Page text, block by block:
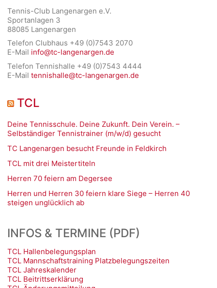
Tennis-Club Langenargen e.V.
Sportanlagen 3
88085 Langenargen
Telefon Clubhaus +49 (0)7543 2070
E-Mail info@tc-langenargen.de
Telefon Tennishalle +49 (0)7543 4444
E-Mail tennishalle@tc-langenargen.de
TCL
Deine Tennisschule. Deine Zukunft. Dein Verein. –
Selbständiger Tennistrainer (m/w/d) gesucht
TC Langenargen besucht Freunde in Feldkirch
TCL mit drei Meistertiteln
Herren 70 feiern am Degersee
Herren und Herren 30 feiern klare Siege – Herren 40
steigen unglücklich ab
INFOS & TERMINE (PDF)
TCL Hallenbelegungsplan
TCL Mannschaftstraining Platzbelegungszeiten
TCL Jahreskalender
TCL Beitrittserklärung